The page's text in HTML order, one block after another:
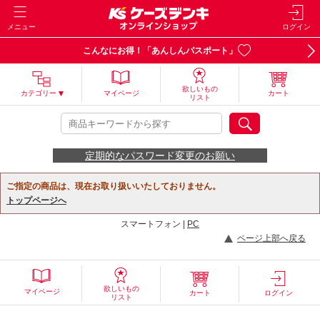
メニュー ログイン
こんなにお得！「あんしんパスポート」
カテゴリー マイページ
欲しいもの
リスト
カート
定期的なパスワード変更のお願い
ご指定の商品は、現在お取り扱いいたしておりません。
トップページへ
スマートフォン |
PC
ページ上部へ戻る
マイページ
欲しいもの
リスト
カート ログイン